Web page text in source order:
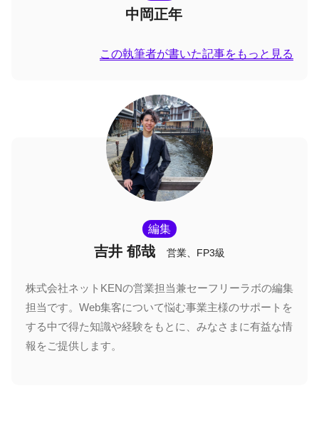
中岡正年
この執筆者が書いた記事をもっと見る
編集
吉井 郁哉 営業、FP3級
株式会社ネットKENの営業担当兼セーフリーラボの編集
担当です。Web集客について悩む事業主様のサポートを
する中で得た知識や経験をもとに、みなさまに有益な情
報をご提供します。